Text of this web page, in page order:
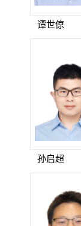
谭世倞
孙启超